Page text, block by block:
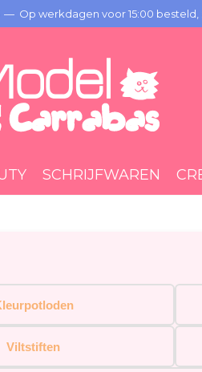
— Op werkdagen voor 15:00
SCHRIJFWAREN
Viltstiften